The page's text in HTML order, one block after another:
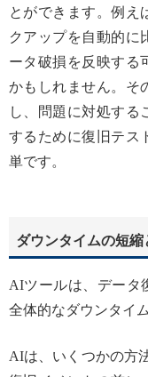
とができます。例え
クアップを自動的に
ータ破損を反映する
かもしれません。そ
し、問題に対処する
するために復旧テス
単です。
ダウンタイムの短
AIツールは、データ
全体的なダウンタイ
AIは、いくつかの方